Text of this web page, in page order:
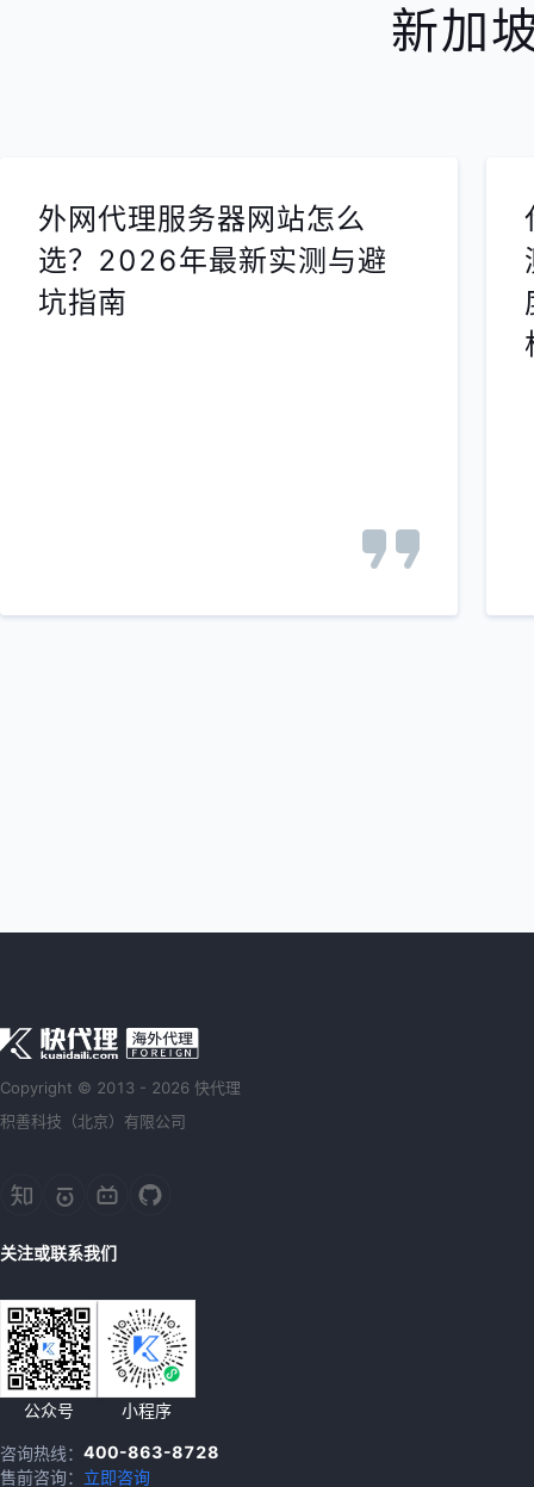
新加
外网代理服务器网站怎么
选？2026年最新实测与避
坑指南
Copyright © 2013 - 2026 快代理
积善科技（北京）有限公司
关注或联系我们
公众号 小程序
咨询热线： 400-863-8728
售前咨询： 立即咨询